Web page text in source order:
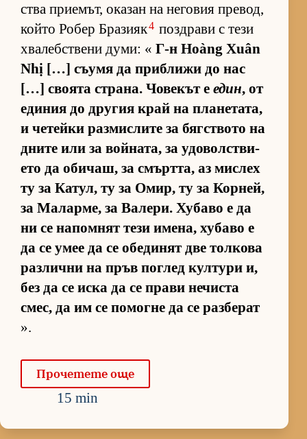
с­тва при­е­мът, ока­зан на не­го­вия пре­вод,
който Ро­бер Бра­зияк4 поз­д­рави с тези
хва­леб­с­т­вени ду­ми: « Г-н Hoàng Xuân
Nhị […] съ­умя да приб­лижи до нас
[…] сво­ята стра­на. Чо­ве­кът е един, от
еди­ния до дру­гия край на пла­не­та­та,
и че­тейки раз­мис­лите за бяг­с­т­вото на
дните или за вой­на­та, за удо­вол­с­т­ви­
ето да оби­чаш, за смърт­та, аз мис­лех
ту за Ка­тул, ту за Омир, ту за Кор­ней,
за Ма­лар­ме, за Ва­ле­ри. Ху­баво е да
ни се на­пом­нят тези име­на, ху­баво е
да се умее да се обе­ди­нят две тол­кова
раз­лични на пръв пог­лед кул­тури и,
без да се иска да се прави не­чиста
смес, да им се по­могне да се раз­бе­рат
».
Про­че­тете още
15 min